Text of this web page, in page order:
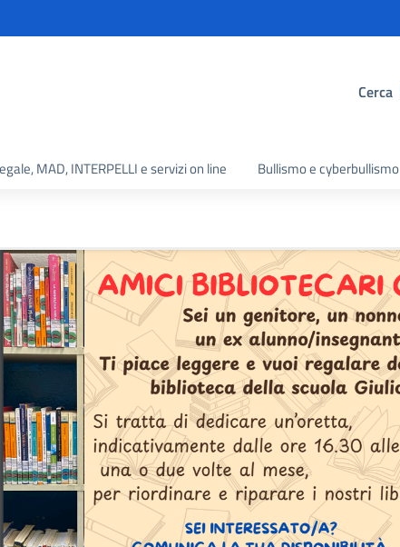
Cerca
MAD, INTERPELLI e servizi on line Bullismo e cyberbullismo